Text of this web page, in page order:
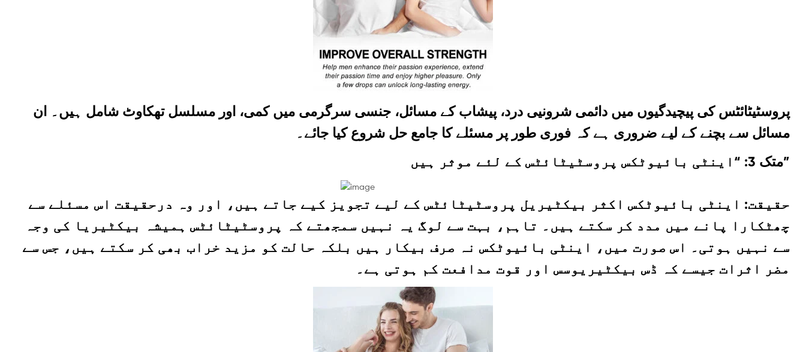
پروسٹیٹائٹس کی پیچیدگیوں میں دائمی شرونیی درد، پیشاب کے مسائل، جنسی سرگرمی میں کمی، اور مسلسل تھکاوٹ شامل ہیں۔ ان
مسائل سے بچنے کے لیے ضروری ہے کہ فوری طور پر مسئلے کا جامع حل شروع کیا جائے۔
متک 3: “اینٹی بائیوٹکس پروسٹیٹائٹس کے لئے موثر ہیں”
حقیقت: اینٹی بائیوٹکس اکثر بیکٹیریل پروسٹیٹائٹس کے لیے تجویز کیے جاتے ہیں، اور وہ درحقیقت اس مسئلے سے
چھٹکارا پانے میں مدد کر سکتے ہیں۔ تاہم، بہت سے لوگ یہ نہیں سمجھتے کہ پروسٹیٹائٹس ہمیشہ بیکٹیریا کی وجہ
سے نہیں ہوتی۔ اس صورت میں، اینٹی بائیوٹکس نہ صرف بیکار ہیں بلکہ حالت کو مزید خراب بھی کر سکتے ہیں، جس سے
مضر اثرات جیسے کہ ڈس بیکٹیریوسس اور قوت مدافعت کم ہوتی ہے۔